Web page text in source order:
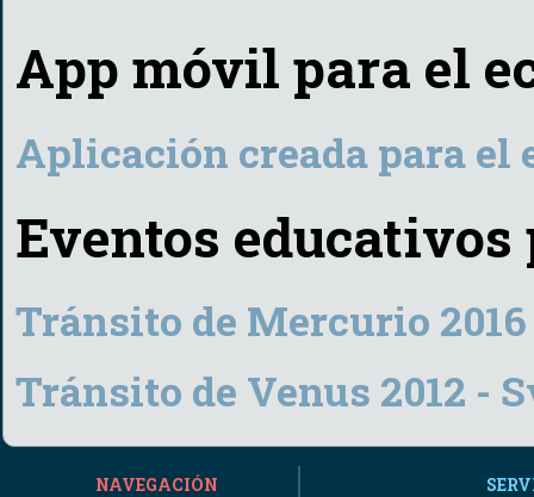
App móvil para el
Aplicación creada para el
Eventos educativos
Tránsito de Mercurio
Tránsito de Venus 2012 -
NAVEGACIÓN